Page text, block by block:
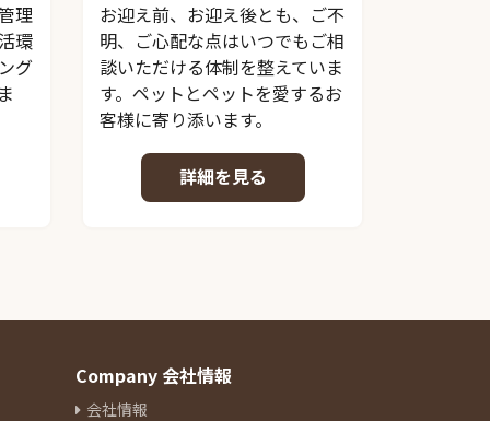
理
環
グ
お迎え前、お迎え後とも、ご不
明、ご心配な点はいつでもご相
談いただける体制を整えていま
す。ペットとペットを愛するお
客様に寄り添います。
詳細を見る
Company 会社情報
会社情報